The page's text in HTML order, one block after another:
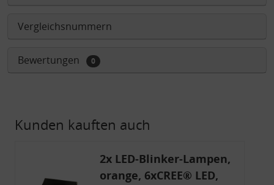
Vergleichsnummern
Bewertungen 0
Kunden kauften auch
2x LED-Blinker-Lampen,
orange, 6xCREE® LED,